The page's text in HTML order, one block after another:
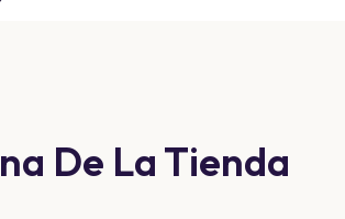
De La Tienda